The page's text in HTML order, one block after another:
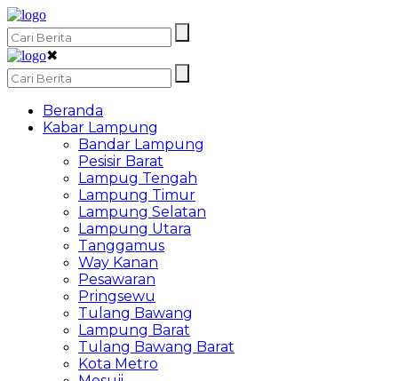
✖
Beranda
Kabar Lampung
Bandar Lampung
Pesisir Barat
Lampug Tengah
Lampung Timur
Lampung Selatan
Lampung Utara
Tanggamus
Way Kanan
Pesawaran
Pringsewu
Tulang Bawang
Lampung Barat
Tulang Bawang Barat
Kota Metro